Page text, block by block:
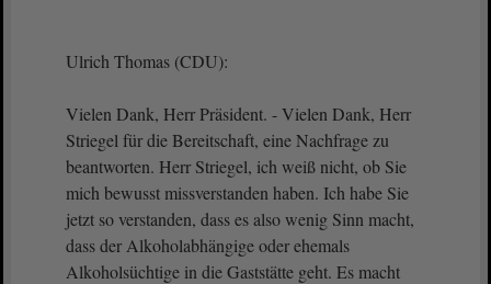
Ulrich Thomas (CDU):
Vielen Dank, Herr Präsident. - Vielen Dank, Herr
Striegel für die Bereitschaft, eine Nachfrage zu
beantworten. Herr Striegel, ich weiß nicht, ob Sie
mich bewusst missverstanden haben. Ich habe Sie
jetzt so verstanden, dass es also wenig Sinn macht,
dass der Alkoholabhängige oder ehemals
Alkoholsüchtige in die Gaststätte geht. Es macht